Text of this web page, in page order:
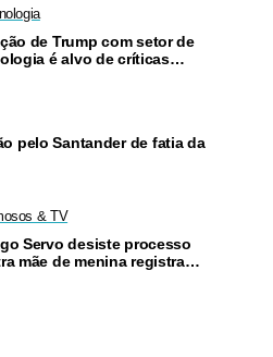
de Trump com setor de
é alvo de críticas
pelo Santander de fatia da
& TV
Servo desiste processo
mãe de menina registrada